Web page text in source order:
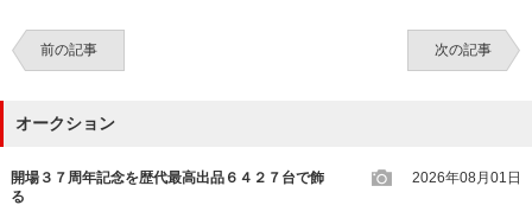
前の記事 次の記事
オークション
開場３７周年記念を歴代最高出品６４２７台で飾
る
2026年08月01日